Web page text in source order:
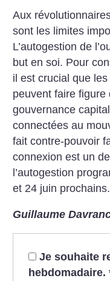
Aux
sont les limites
L’autogestion de
but en soi. Pour
il est crucial que
peuvent faire figure
gouvernance
connectées au
fait contre-pouvoir
connexion est un
l’autogestion
et 24 juin prochains.
Guillaume
Je souhaite
hebdomadaire.